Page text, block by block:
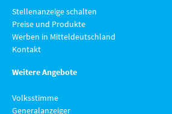
Stellenanzeige schalten
Preise und Produkte
Werben in Mitteldeutschland
Kontakt
Weitere Angebote
Volksstimme
Generalanzeiger